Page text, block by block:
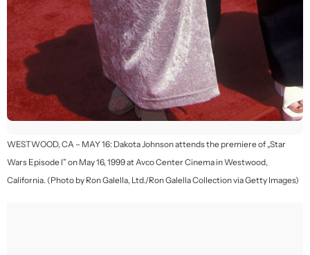
WESTWOOD, CA – MAY 16: Dakota Johnson attends the premiere of „Star
Wars Episode I” on May 16, 1999 at Avco Center Cinema in Westwood,
California. (Photo by Ron Galella, Ltd./Ron Galella Collection via Getty Images)